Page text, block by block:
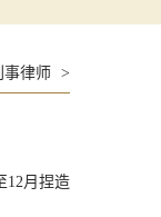
事律师 >
12月捏造